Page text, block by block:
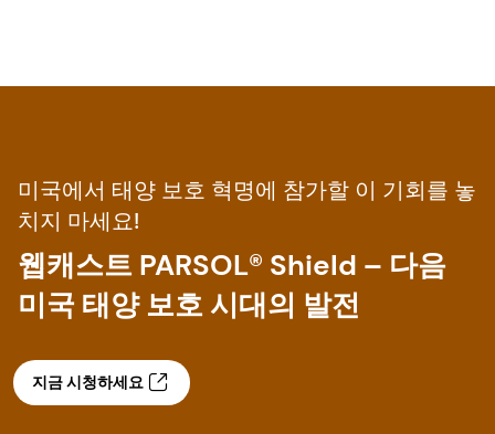
미국에서 태양 보호 혁명에 참가할 이 기회를 놓
치지 마세요!
웹캐스트 PARSOL® Shield – 다음
미국 태양 보호 시대의 발전
지금 시청하세요